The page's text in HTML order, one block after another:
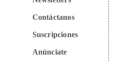
Contáctanos
Suscripciones
Anúnciate